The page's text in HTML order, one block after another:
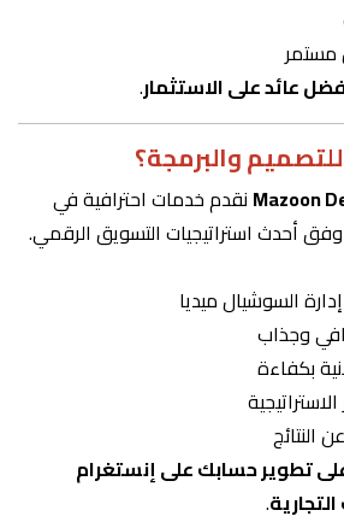
مستمر
عائد على الاستثمار.
والبرمجة؟
Mazoon نقدم خدمات احترافية في
وفق أحدث استراتيجيات التسويق الرقمي.
السوشيال ميديا
وجذاب
بكفاءة
النتائج
تطوير حسابك على إنستغرام
.